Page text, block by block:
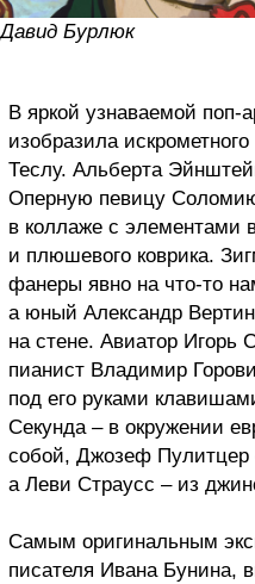
Давид Бурлюк
В яркой узнаваемой поп-
изобразила
Теслу. Альберта
Оперную певицу
в коллаже с элементами
и плюшевого коврика.
фанеры явно на что-то
а юный Александр
на стене. Авиатор Игорь
пианист Владимир
под его руками
Секунда – в окружении
собой, Джозеф Пулитцер
а Леви Страусс – из
Самым оригинальным
писателя Ивана Бунина,